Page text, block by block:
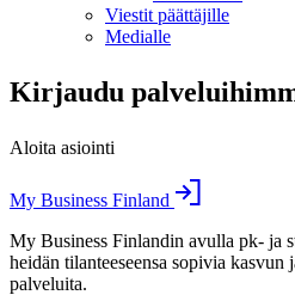
Viestit päättäjille
Medialle
Kirjaudu
Aloita asiointi
My Business Finland
My Business Finlandin avulla pk- ja
heidän tilanteeseensa sopivia kasvun
palveluita.